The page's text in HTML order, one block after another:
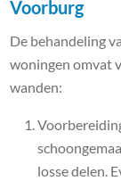
Voorburg
De behandeling
woningen omvat
wanden:
losse delen.